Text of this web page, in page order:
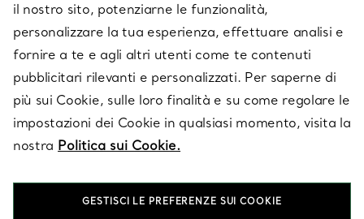
SU TIFFANY & CO.
LEGALE
SEGUICI
il nostro sito, potenziarne le funzionalità,
personalizzare la tua esperienza, effettuare analisi e
fornire a te e agli altri utenti come te contenuti
pubblicitari rilevanti e personalizzati. Per saperne di
più sui Cookie, sulle loro finalità e su come regolare le
impostazioni dei Cookie in qualsiasi momento, visita la
nostra Politica sui Cookie.
GESTISCI LE PREFERENZE SUI COOKIE